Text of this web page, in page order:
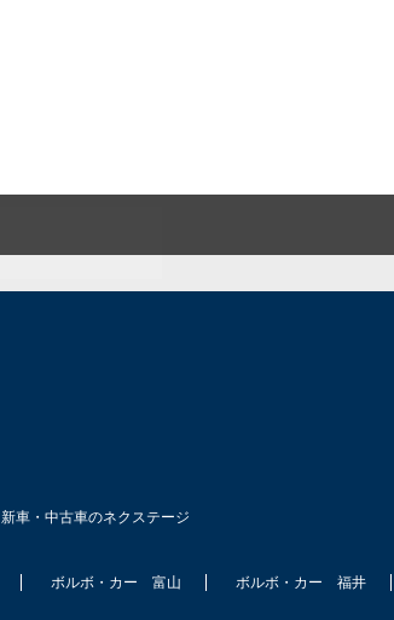
新車・中古車のネクステージ
ボルボ・カー 富山
ボルボ・カー 福井